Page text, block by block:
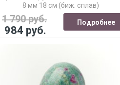
8 мм 18 см (биж. сплав)
1 790 руб.
984 руб.
Подробнее